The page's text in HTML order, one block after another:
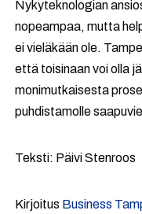
Nykyteknologian
nopeampaa, mutta
ei vieläkään ole.
että toisinaan voi olla
monimutkaisesta
puhdistamolle
Teksti: Päivi Stenroos
Kirjoitus Business